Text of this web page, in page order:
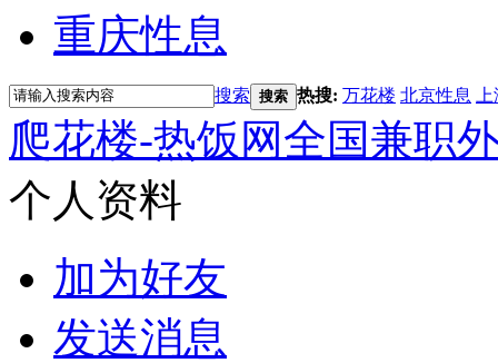
重庆性息
搜索 搜索 热搜: 万花楼 北京性息
爬花楼-热饭网全国兼职
个人资料
加为好友
发送消息